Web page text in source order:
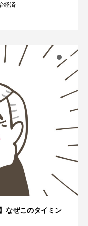
経済
なぜこのタイミン